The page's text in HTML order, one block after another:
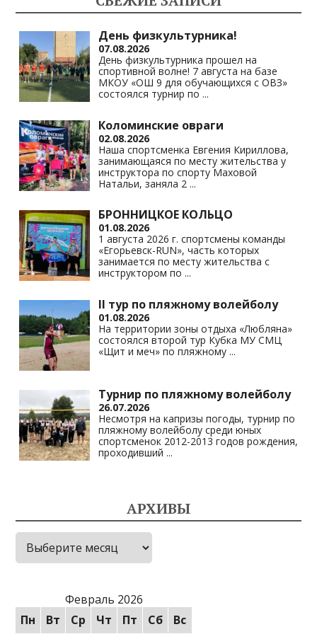
as
s
ni
ki
m p
p
n
k
День физкультурника!
07.08.2026
День физкультурника прошел на
спортивной волне! 7 августа на базе
МКОУ «ОШ 9 для обучающихся с ОВЗ»
состоялся турнир по ...
Коломинские овраги
02.08.2026
Наша спортсменка Евгения Кириллова,
занимающаяся по месту жительства у
инструктора по спорту Маховой
Натальи, заняла 2 ...
БРОННИЦКОЕ КОЛЬЦО
01.08.2026
1 августа 2026 г. спортсмены команды
«Егорьевск-RUN», часть которых
занимается по месту жительства с
инструктором по ...
II тур по пляжному волейболу
01.08.2026
На территории зоны отдыха «Любляна»
состоялся второй тур Кубка МУ СМЦ
«Щит и меч» по пляжному ...
Турнир по пляжному волейболу
26.07.2026
Несмотря на капризы погоды, турнир по
пляжному волейболу среди юных
спортсменок 2012-2013 годов рождения,
проходивший ...
АРХИВЫ
Архивы
Февраль 2026
Пн
Вт Ср Чт Пт Сб Вс